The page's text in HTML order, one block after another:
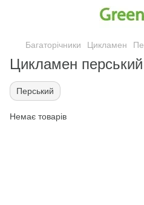
Багаторічники Цикламен
Цикламен перський
Перський
Немає товарів